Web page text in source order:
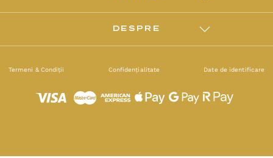
DESPRE
Termeni & Condiții Confidențialitate Date de identificare